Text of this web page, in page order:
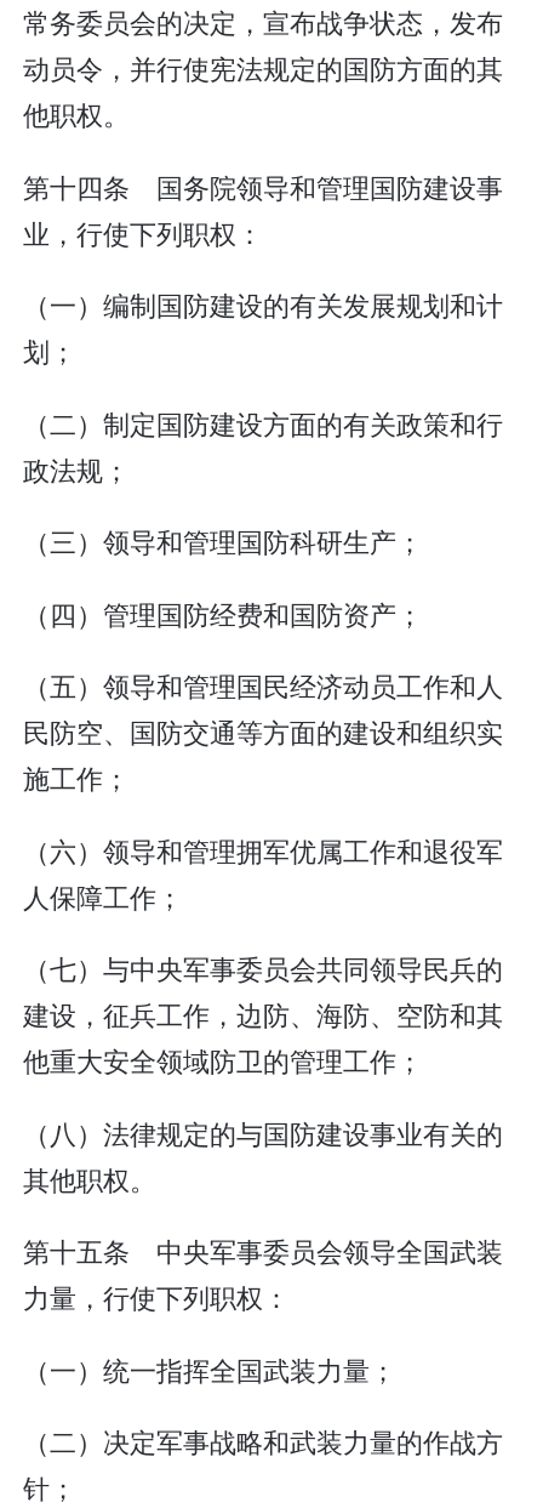
常务委员会的决定，宣布战争状态，发布
动员令，并行使宪法规定的国防方面的其
他职权。
第十四条 国务院领导和管理国防建设事
业，行使下列职权：
（一）编制国防建设的有关发展规划和计
划；
（二）制定国防建设方面的有关政策和行
政法规；
（三）领导和管理国防科研生产；
（四）管理国防经费和国防资产；
（五）领导和管理国民经济动员工作和人
民防空、国防交通等方面的建设和组织实
施工作；
（六）领导和管理拥军优属工作和退役军
人保障工作；
（七）与中央军事委员会共同领导民兵的
建设，征兵工作，边防、海防、空防和其
他重大安全领域防卫的管理工作；
（八）法律规定的与国防建设事业有关的
其他职权。
第十五条 中央军事委员会领导全国武装
力量，行使下列职权：
（一）统一指挥全国武装力量；
（二）决定军事战略和武装力量的作战方
针；